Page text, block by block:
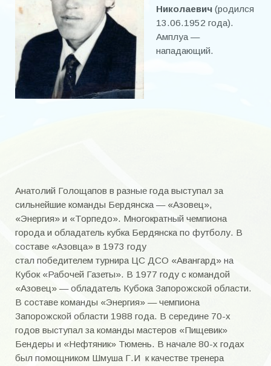
Наша история. ФК «Торпедо» образца 1956 года
«Были когда-то и мы рысаками, и игроков мы имели лихих
Сезон 1966 г.
Сезон 1967 г.
ИГРОКИ А-И
Байда Станислав Васильевич
Бильдюк Алексей Алексеевич
Братья Воронич
Братья Тодосенко
Братья Цековы
Николаевич (родился
13.06.1952 года).
Амплуа —
нападающий.
Анатолий Голощапов в разные года выступал за
сильнейшие команды Бердянска — «Азовец»,
«Энергия» и «Торпедо». Многократный чемпиона
города и обладатель кубка Бердянска по футболу. В
составе «Азовца» в 1973 году
стал победителем турнира ЦС ДСО «Авангард» на
Кубок «Рабочей Газеты». В 1977 году с командой
«Азовец» — обладатель Кубока Запорожской области.
В составе команды «Энергия» — чемпиона
Запорожской области 1988 года. В середине 70-х
годов выступал за команды мастеров «Пищевик»
Бендеры и «Нефтяник» Тюмень. В начале 80-х годах
был помощником Шмуша Г.И к качестве тренера